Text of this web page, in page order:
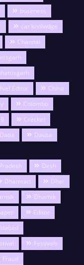
buseness
car knolwdge
Channai
Editor
China
Colombo
Crecket
Datia
Dausa
Desh
Dhamtari
Dhar
Dharnik
Editor
Festivals
Fraud